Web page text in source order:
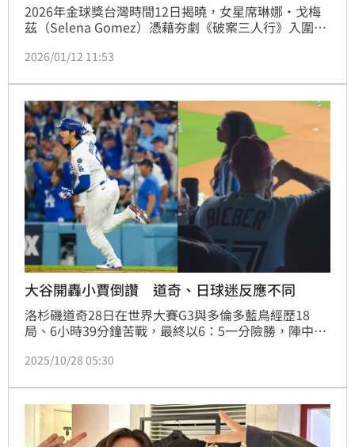
2026年金球獎台灣時間12日揭曉，女星席琳娜·戈梅
茲（Selena Gomez）憑藉夯劇《破案三人行》入圍電
樂製作人班尼布蘭科（Benny Blanco）一同踏上紅
席大型頒獎典禮。
2026/01/12 11:53
大谷開轟小賈倒讚 道奇、日球迷反應不同
洛杉磯道奇28日在世界大賽G3與多倫多藍鳥經歷18
局、6小時39分鐘苦戰，最終以6：5一分險勝，陣中日
打席通通上壘，展現驚人長打能力，這次的「美加大
的知名歌手小賈斯汀（Justin Bieber），未料在大谷3
局下開轟時鏡頭竟捕捉到小賈斯汀對著大谷比出一個
「倒讚」手勢，也讓他賽後遭道奇球迷炎上。
2025/10/28 05:30